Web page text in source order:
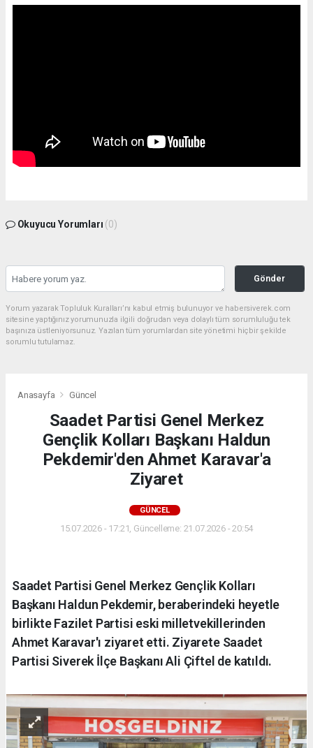
Okuyucu Yorumları (0)
Gönder
Yorum yazarak Topluluk Kuralları’nı kabul etmiş bulunuyor ve habersiverek.com
sitesine yaptığınız yorumunuzla ilgili doğrudan veya dolaylı tüm sorumluluğu tek
başınıza üstleniyorsunuz. Yazılan tüm yorumlardan site yönetimi hiçbir şekilde
sorumlu tutulamaz.
Anasayfa Güncel
Saadet Partisi Genel Merkez
Gençlik Kolları Başkanı Haldun
Pekdemir'den Ahmet Karavar'a
Ziyaret
GÜNCEL
15.07.2026 - 17:21, Güncelleme: 21.07.2026 - 20:54
Saadet Partisi Genel Merkez Gençlik Kolları
Başkanı Haldun Pekdemir, beraberindeki heyetle
birlikte Fazilet Partisi eski milletvekillerinden
Ahmet Karavar'ı ziyaret etti. Ziyarete Saadet
Partisi Siverek İlçe Başkanı Ali Çiftel de katıldı.